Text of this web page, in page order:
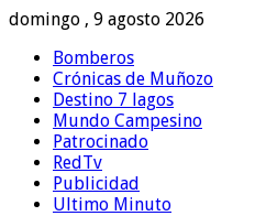
domingo , 9 agosto 2026
Bomberos
Crónicas de Muñozo
Destino 7 lagos
Mundo Campesino
Patrocinado
RedTv
Publicidad
Ultimo Minuto